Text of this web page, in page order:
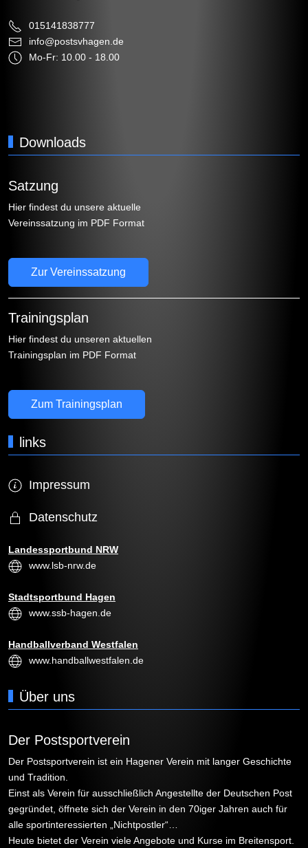
015141838777
info@postsvhagen.de
Mo-Fr: 10.00 - 18.00
Downloads
Satzung
Hier findest du unsere aktuelle
Vereinssatzung im PDF Format
Zur Vereinssatzung
Trainingsplan
Hier findest du unseren aktuellen
Trainingsplan im PDF Format
Zum Trainingsplan
links
Impressum
Datenschutz
Landessportbund NRW
www.lsb-nrw.de
Stadtsportbund Hagen
www.ssb-hagen.de
Handballverband Westfalen
www.handballwestfalen.de
Über uns
Der Postsportverein
Der Postsportverein ist ein Hagener Verein mit langer Geschichte
und Tradition.
Einst als Verein für ausschließlich Angestellte der Deutschen Post
gegründet, öffnete sich der Verein in den 70iger Jahren auch für
alle sportinteressierten „Nichtpostler“…
Heute bietet der Verein viele Angebote und Kurse im Breitensport.